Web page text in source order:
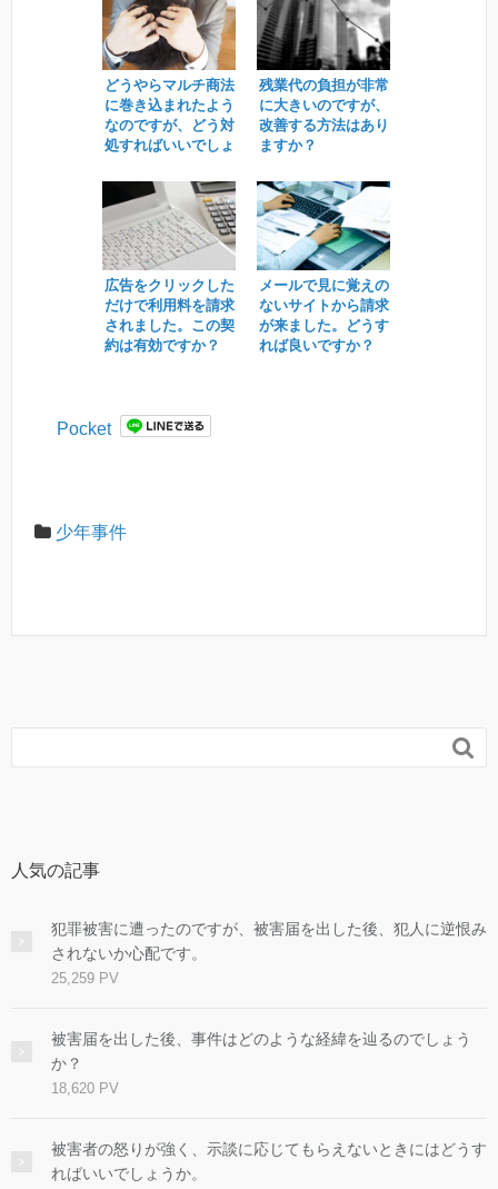
どうやらマルチ商法
に巻き込まれたよう
なのですが、どう対
処すればいいでしょ
残業代の負担が非常
に大きいのですが、
改善する方法はあり
ますか？
広告をクリックした
だけで利用料を請求
されました。この契
約は有効ですか？
メールで見に覚えの
ないサイトから請求
が来ました。どうす
れば良いですか？
Pocket
少年事件

人気の記事
犯罪被害に遭ったのですが、被害届を出した後、犯人に逆恨み
されないか心配です。
25,259 PV
被害届を出した後、事件はどのような経緯を辿るのでしょう
か？
18,620 PV
被害者の怒りが強く、示談に応じてもらえないときにはどうす
ればいいでしょうか。